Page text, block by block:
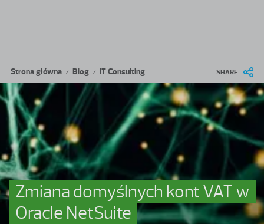
Ścieżka nawigacyjna
Strona główna / Blog / IT Consulting SHARE
Zmiana domyślnych kont VAT w
Oracle NetSuite